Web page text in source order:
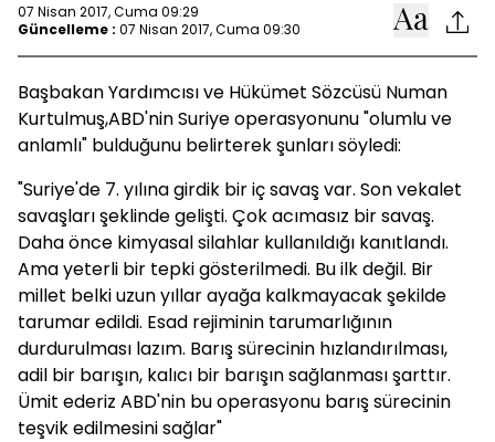
07 Nisan 2017, Cuma 09:29
Güncelleme : 07 Nisan 2017, Cuma 09:30
Başbakan Yardımcısı ve Hükümet Sözcüsü Numan
Kurtulmuş,ABD'nin Suriye operasyonunu "olumlu ve
anlamlı" bulduğunu belirterek şunları söyledi:
"Suriye'de 7. yılına girdik bir iç savaş var. Son vekalet
savaşları şeklinde gelişti. Çok acımasız bir savaş.
Daha önce kimyasal silahlar kullanıldığı kanıtlandı.
Ama yeterli bir tepki gösterilmedi. Bu ilk değil. Bir
millet belki uzun yıllar ayağa kalkmayacak şekilde
tarumar edildi. Esad rejiminin tarumarlığının
durdurulması lazım. Barış sürecinin hızlandırılması,
adil bir barışın, kalıcı bir barışın sağlanması şarttır.
Ümit ederiz ABD'nin bu operasyonu barış sürecinin
teşvik edilmesini sağlar"